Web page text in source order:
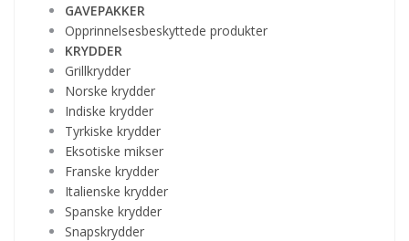
GAVEPAKKER
Opprinnelsesbeskyttede produkter
KRYDDER
Grillkrydder
Norske krydder
Indiske krydder
Tyrkiske krydder
Eksotiske mikser
Franske krydder
Italienske krydder
Spanske krydder
Snapskrydder